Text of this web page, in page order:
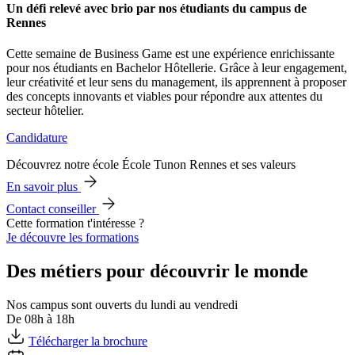
Un défi relevé avec brio par nos étudiants du campus de
Rennes
Cette semaine de Business Game est une expérience enrichissante
pour nos étudiants en Bachelor Hôtellerie. Grâce à leur engagement,
leur créativité et leur sens du management, ils apprennent à proposer
des concepts innovants et viables pour répondre aux attentes du
secteur hôtelier.
Candidature
Découvrez notre école École Tunon Rennes et ses valeurs
En savoir plus
Contact conseiller
Cette formation t'intéresse ?
Je découvre les formations
Des métiers pour découvrir le monde
Nos campus sont ouverts du lundi au vendredi
De 08h à 18h
Télécharger la brochure